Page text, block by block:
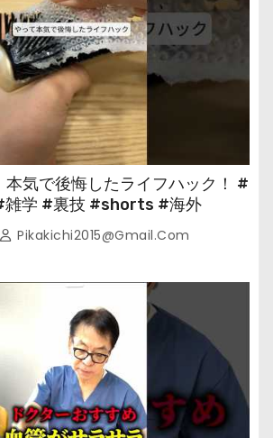
本気で後悔したライフハック！ #
雑学 #裏技 #shorts #海外
Pikakichi2015@gmail.com